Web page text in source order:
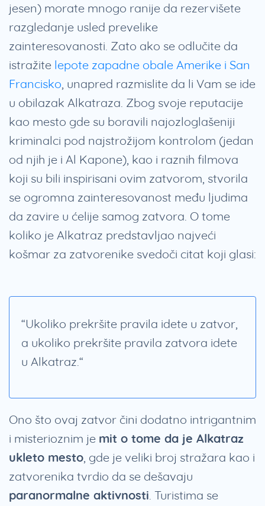
jesen) morate mnogo ranije da rezervišete
razgledanje usled prevelike
zainteresovanosti. Zato ako se odlučite da
istražite lepote zapadne obale Amerike i San
Francisko, unapred razmislite da li Vam se ide
u obilazak Alkatraza. Zbog svoje reputacije
kao mesto gde su boravili najozloglašeniji
kriminalci pod najstrožijom kontrolom (jedan
od njih je i Al Kapone), kao i raznih filmova
koji su bili inspirisani ovim zatvorom, stvorila
se ogromna zainteresovanost među ljudima
da zavire u ćelije samog zatvora. O tome
koliko je Alkatraz predstavljao najveći
košmar za zatvorenike svedoči citat koji glasi:
“Ukoliko prekršite pravila idete u zatvor,
a ukoliko prekršite pravila zatvora idete
u Alkatraz.“
Ono što ovaj zatvor čini dodatno intrigantnim
i misterioznim je mit o tome da je Alkatraz
ukleto mesto, gde je veliki broj stražara kao i
zatvorenika tvrdio da se dešavaju
paranormalne aktivnosti. Turistima se